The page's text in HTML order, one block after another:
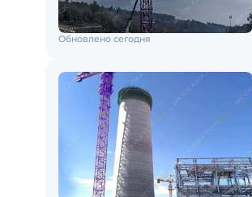
Обновлено сегодня